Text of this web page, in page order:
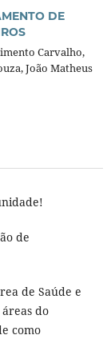
DE
Carvalho,
João Matheus
de
de Saúde e
do
como